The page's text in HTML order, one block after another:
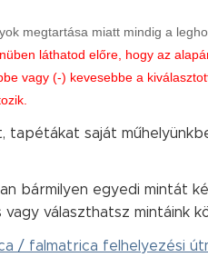
megtartása miatt mindig a
láthatod előre, hogy az
vagy (-) kevesebbe a
tapétákat saját
bármilyen egyedi mintát
vagy választhatsz mintáink
/ falmatrica felhelyezési